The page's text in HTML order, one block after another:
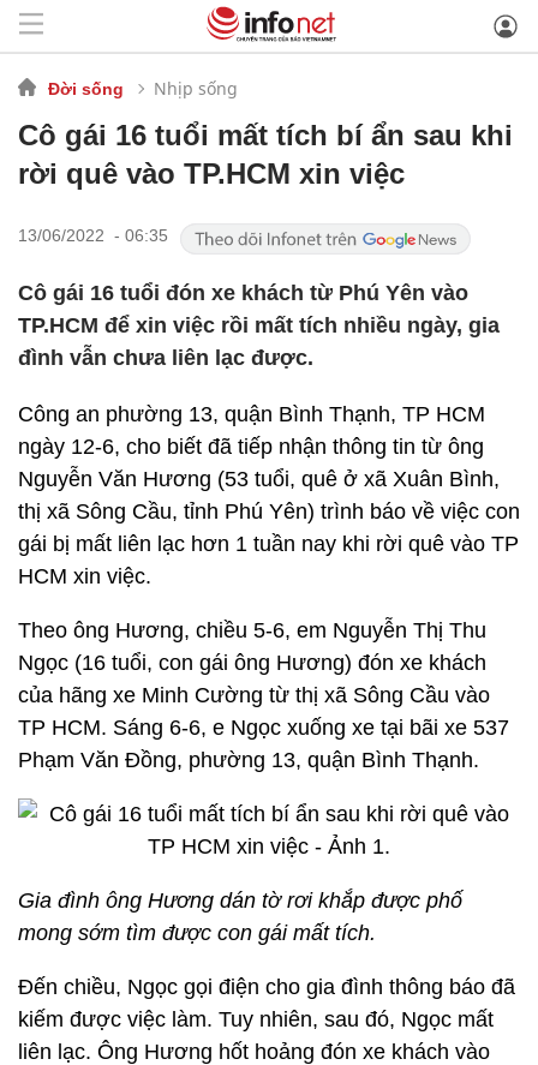
Đời sống Nhịp sống
Cô gái 16 tuổi mất tích bí ẩn sau khi
rời quê vào TP.HCM xin việc
13/06/2022 - 06:35
Cô gái 16 tuổi đón xe khách từ Phú Yên vào
TP.HCM để xin việc rồi mất tích nhiều ngày, gia
đình vẫn chưa liên lạc được.
Công an phường 13, quận Bình Thạnh, TP HCM
ngày 12-6, cho biết đã tiếp nhận thông tin từ ông
Nguyễn Văn Hương (53 tuổi, quê ở xã Xuân Bình,
thị xã Sông Cầu, tỉnh Phú Yên) trình báo về việc con
gái bị mất liên lạc hơn 1 tuần nay khi rời quê vào TP
HCM xin việc.
Theo ông Hương, chiều 5-6, em Nguyễn Thị Thu
Ngọc (16 tuổi, con gái ông Hương) đón xe khách
của hãng xe Minh Cường từ thị xã Sông Cầu vào
TP HCM. Sáng 6-6, e Ngọc xuống xe tại bãi xe 537
Phạm Văn Đồng, phường 13, quận Bình Thạnh.
Gia đình ông Hương dán tờ rơi khắp được phố
mong sớm tìm được con gái mất tích.
Đến chiều, Ngọc gọi điện cho gia đình thông báo đã
kiếm được việc làm. Tuy nhiên, sau đó, Ngọc mất
liên lạc. Ông Hương hốt hoảng đón xe khách vào